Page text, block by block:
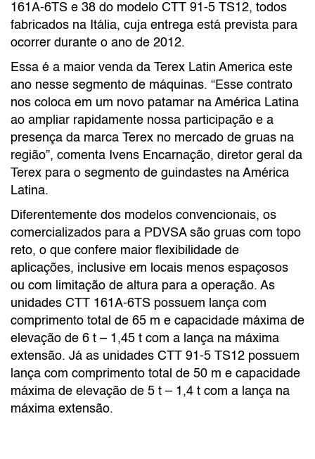
161A-6TS e 38 do modelo CTT 91-5 TS12, todos
fabricados na Itália, cuja entrega está prevista para
ocorrer durante o ano de 2012.
Essa é a maior venda da Terex Latin America este
ano nesse segmento de máquinas. “Esse contrato
nos coloca em um novo patamar na América Latina
ao ampliar rapidamente nossa participação e a
presença da marca Terex no mercado de gruas na
região”, comenta Ivens Encarnação, diretor geral da
Terex para o segmento de guindastes na América
Latina.
Diferentemente dos modelos convencionais, os
comercializados para a PDVSA são gruas com topo
reto, o que confere maior flexibilidade de
aplicações, inclusive em locais menos espaçosos
ou com limitação de altura para a operação. As
unidades CTT 161A-6TS possuem lança com
comprimento total de 65 m e capacidade máxima de
elevação de 6 t – 1,45 t com a lança na máxima
extensão. Já as unidades CTT 91-5 TS12 possuem
lança com comprimento total de 50 m e capacidade
máxima de elevação de 5 t – 1,4 t com a lança na
máxima extensão.